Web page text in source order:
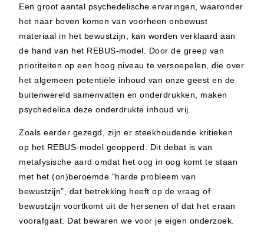
Een groot aantal psychedelische ervaringen, waaronder
het naar boven komen van voorheen onbewust
materiaal in het bewustzijn, kan worden verklaard aan
de hand van het REBUS-model. Door de greep van
prioriteiten op een hoog niveau te versoepelen, die over
het algemeen potentiële inhoud van onze geest en de
buitenwereld samenvatten en onderdrukken, maken
psychedelica deze onderdrukte inhoud vrij.
Zoals eerder gezegd, zijn er steekhoudende kritieken
op het REBUS-model geopperd. Dit debat is van
metafysische aard omdat het oog in oog komt te staan
met het (on)beroemde "harde probleem van
bewustzijn", dat betrekking heeft op de vraag of
bewustzijn voortkomt uit de hersenen of dat het eraan
voorafgaat. Dat bewaren we voor je eigen onderzoek.